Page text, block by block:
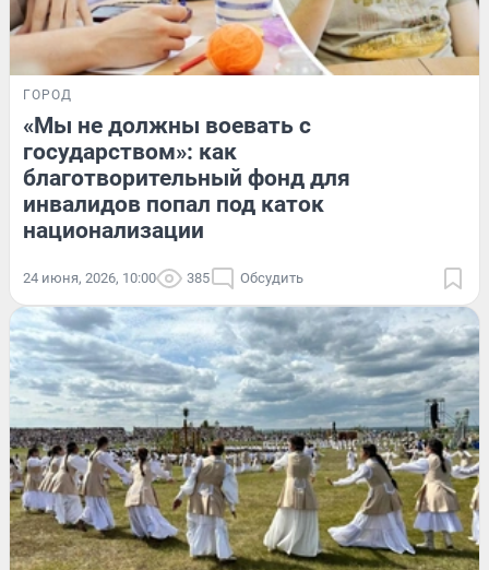
ГОРОД
«Мы не должны воевать с
государством»: как
благотворительный фонд для
инвалидов попал под каток
национализации
24 июня, 2026, 10:00 385 Обсудить